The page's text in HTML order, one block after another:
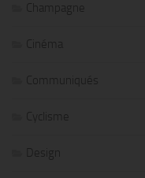
Champagne
Cinéma
Communiqués
Cyclisme
Design